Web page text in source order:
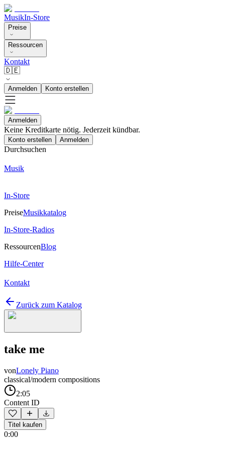
MusikIn-Store
Preise
Ressourcen
Kontakt
🇩🇪
Anmelden Konto erstellen
Anmelden
Keine Kreditkarte nötig. Jederzeit kündbar.
Konto erstellen Anmelden
Durchsuchen
Musik
In-Store
PreiseMusikkatalog
In-Store-Radios
RessourcenBlog
Hilfe-Center
Kontakt
Zurück zum Katalog
take me
vonLonely Piano
classical/modern compositions
2:05
Content ID
Titel kaufen
0:00